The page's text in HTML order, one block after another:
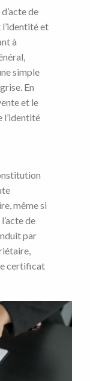
de
et
à
simple
En
et le
l’identité
même si
de
par
certificat